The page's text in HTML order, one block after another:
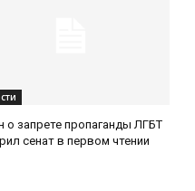
о запрете пропаганды ЛГБТ
сенат в первом чтении